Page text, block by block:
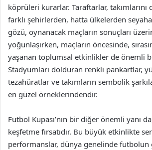
köprüleri kurarlar. Taraftarlar, takımlarını
farklı şehirlerden, hatta ülkelerden
gözü, oynanacak maçların sonuçları
yoğunlaşırken, maçların öncesinde,
yaşanan toplumsal etkinlikler de önemli
Stadyumları dolduran renkli pankartlar,
tezahüratlar ve takımların sembolik
en güzel örneklerindendir.
Futbol Kupası’nın bir diğer önemli yanı
keşfetme fırsatıdır. Bu büyük etkinlikte
performanslar, dünya genelinde futbolun